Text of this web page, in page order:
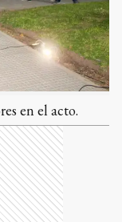
en el acto.